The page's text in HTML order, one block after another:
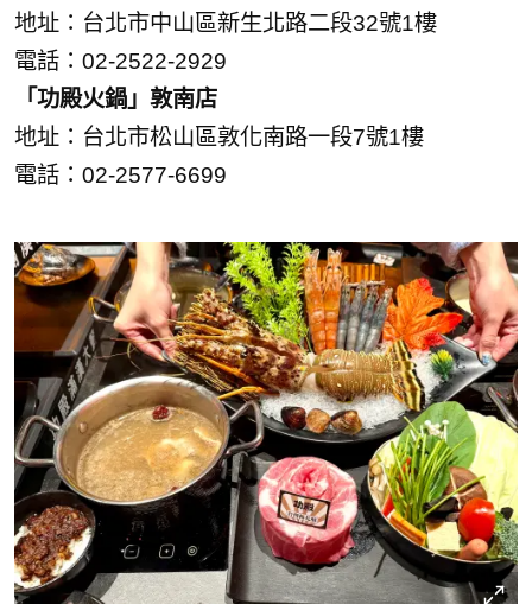
地址：台北市中山區新生北路二段32號1樓
電話：02-2522-2929
「功殿火鍋」敦南店
地址：台北市松山區敦化南路一段7號1樓
電話：02-2577-6699